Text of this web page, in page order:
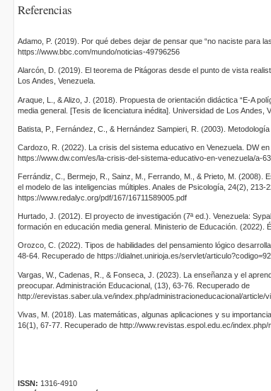
Referencias
Adamo, P. (2019). Por qué debes dejar de pensar que “no naciste para
https://www.bbc.com/mundo/noticias-49796256
Alarcón, D. (2019). El teorema de Pitágoras desde el punto de vista
Los Andes, Venezuela.
Araque, L., & Alizo, J. (2018). Propuesta de orientación didáctica “E-A
media general. [Tesis de licenciatura inédita]. Universidad de Los Andes,
Batista, P., Fernández, C., & Hernández Sampieri, R. (2003).
Cardozo, R. (2022). La crisis del sistema educativo en Venezuela. DW
https://www.dw.com/es/la-crisis-del-sistema-educativo-en-venezuela/a-
Ferrándiz, C., Bermejo, R., Sainz, M., Ferrando, M., & Prieto, M. (2008).
el modelo de las inteligencias múltiples. Anales de Psicología, 24(2), 213-
https://www.redalyc.org/pdf/167/16711589005.pdf
Hurtado, J. (2012). El proyecto de investigación (7ª ed.). Venezuela:
formación en educación media general. Ministerio de Educación. (2022).
Orozco, C. (2022). Tipos de habilidades del pensamiento lógico
48-64. Recuperado de https://dialnet.unirioja.es/servlet/
Vargas, W., Cadenas, R., & Fonseca, J. (2023). La enseñanza y el
preocupar. Administración Educacional, (13), 63-76. Recuperado de
http://erevistas.saber.ula.ve/index.php/administracioneducacional/article/
Vivas, M. (2018). Las matemáticas, algunas aplicaciones y su
16(1), 67-77. Recuperado de http://www.revistas.espol.edu.ec/
ISSN: 1316-4910